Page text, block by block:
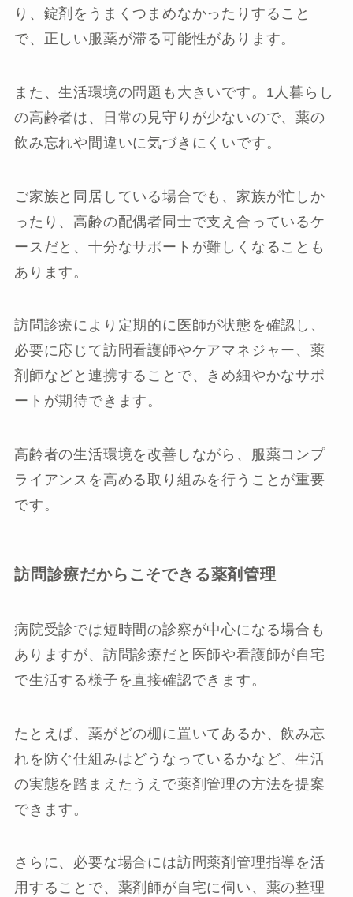
り、錠剤をうまくつまめなかったりすること
で、正しい服薬が滞る可能性があります。
また、生活環境の問題も大きいです。1人暮らし
の高齢者は、日常の見守りが少ないので、薬の
飲み忘れや間違いに気づきにくいです。
ご家族と同居している場合でも、家族が忙しか
ったり、高齢の配偶者同士で支え合っているケ
ースだと、十分なサポートが難しくなることも
あります。
訪問診療により定期的に医師が状態を確認し、
必要に応じて訪問看護師やケアマネジャー、薬
剤師などと連携することで、きめ細やかなサポ
ートが期待できます。
高齢者の生活環境を改善しながら、服薬コンプ
ライアンスを高める取り組みを行うことが重要
です。
訪問診療だからこそできる薬剤管理
病院受診では短時間の診察が中心になる場合も
ありますが、訪問診療だと医師や看護師が自宅
で生活する様子を直接確認できます。
たとえば、薬がどの棚に置いてあるか、飲み忘
れを防ぐ仕組みはどうなっているかなど、生活
の実態を踏まえたうえで薬剤管理の方法を提案
できます。
さらに、必要な場合には訪問薬剤管理指導を活
用することで、薬剤師が自宅に伺い、薬の整理